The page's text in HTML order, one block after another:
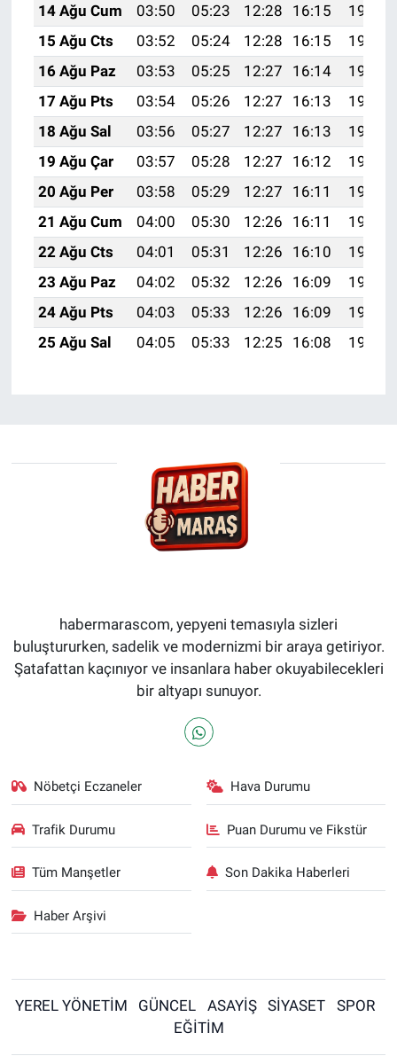
14 Ağu Cum
03:50 05:23 12:28 16:15
19:22
15 Ağu Cts
03:52 05:24 12:28 16:15
19:21
16 Ağu Paz
03:53 05:25 12:27 16:14
19:20
17 Ağu Pts
03:54 05:26 12:27 16:13
19:18
18 Ağu Sal
03:56 05:27 12:27 16:13
19:17
19 Ağu Çar
03:57 05:28 12:27 16:12
19:16
20 Ağu Per
03:58 05:29 12:27 16:11
19:14
21 Ağu Cum
04:00 05:30 12:26 16:11
19:13
22 Ağu Cts
04:01 05:31 12:26 16:10
19:11
23 Ağu Paz
04:02 05:32 12:26 16:09
19:10
24 Ağu Pts
04:03 05:33 12:26 16:09
19:09
25 Ağu Sal
04:05 05:33 12:25 16:08 19:07
habermarascom, yepyeni temasıyla sizleri
buluştururken, sadelik ve modernizmi bir araya getiriyor.
Şatafattan kaçınıyor ve insanlara haber okuyabilecekleri
bir altyapı sunuyor.
Nöbetçi Eczaneler Hava Durumu
Trafik Durumu Puan Durumu ve Fikstür
Tüm Manşetler Son Dakika Haberleri
Haber Arşivi
YEREL YÖNETİM GÜNCEL ASAYİŞ SİYASET
SPOR
EĞİTİM